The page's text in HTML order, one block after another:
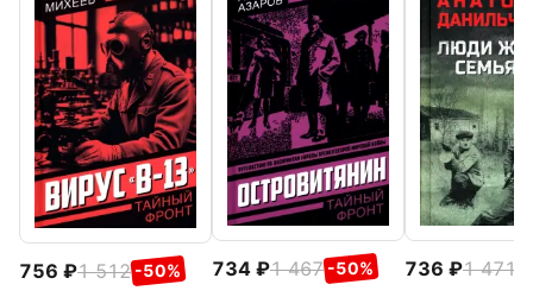
756 1 512 -50% 734 1 467 -50% 736 1 471